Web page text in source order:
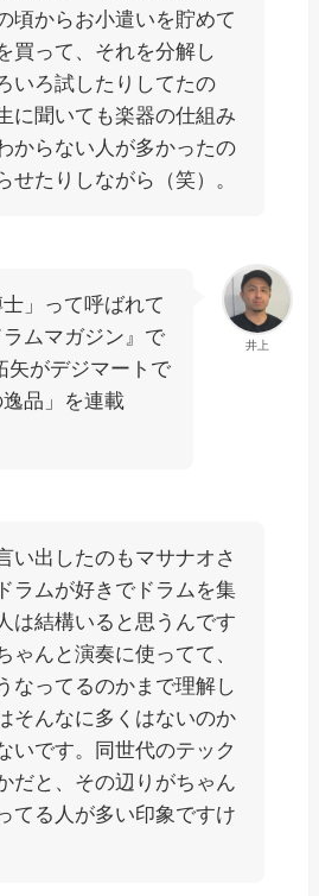
頃からお小遣いを貯めて
買って、それを分解し
いろ試したりしてたの
に聞いても楽器の仕組み
からない人が多かったの
せたりしながら（笑）。
井上
」って呼ばれて
ムマガジン』で
矢がデジマートで
品」を連載
い出したのもマサナオさ
ラムが好きでドラムを集
は結構いると思うんです
ゃんと演奏に使ってて、
なってるのかまで理解し
そんなに多くはないのか
いです。同世代のテック
だと、その辺りがちゃん
てる人が多い印象ですけ